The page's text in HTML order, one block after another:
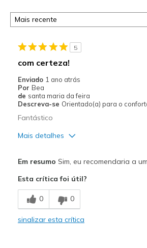
5
com certeza!
Enviado 1 ano atrás
Por Bea
de santa maria da feira
Descreva-se Orientado(a) para o
Fantástico
Mais detalhes
Largura
Números
Em resumo Sim, eu recomendaria a
Esta crítica foi útil?
0 0
sinalizar esta crítica